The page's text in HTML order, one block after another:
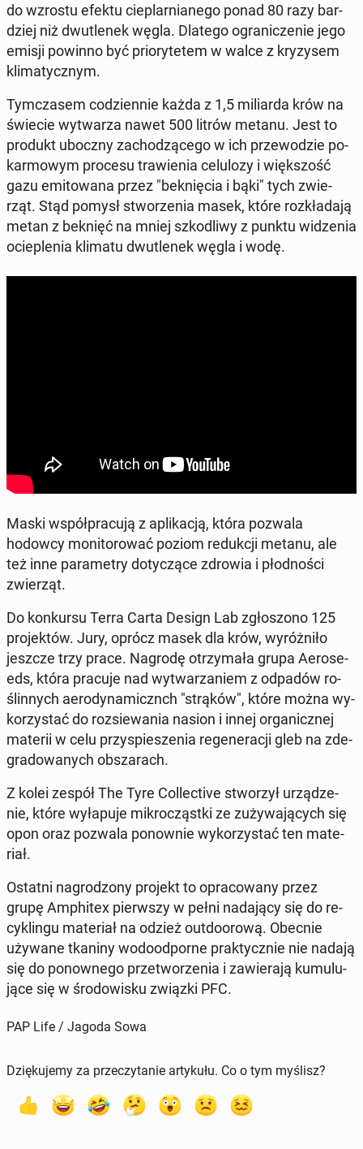
do wzrostu efektu cie­plar­nia­ne­go ponad 80 razy bar­
dziej niż dwu­tle­nek węgla. Dlatego ogra­ni­cze­nie jego
emisji powinno być prio­ry­te­tem w walce z kry­zy­sem
kli­ma­tycz­nym.
Tym­cza­sem co­dzien­nie każda z 1,5 mi­liar­da krów na
świecie wy­twa­rza nawet 500 litrów metanu. Jest to
produkt uboczny za­cho­dzą­ce­go w ich prze­wo­dzie po­
kar­mo­wym procesu tra­wie­nia ce­lu­lo­zy i więk­szość
gazu emi­to­wa­na przez "bek­nię­cia i bąki" tych zwie­
rząt. Stąd pomysł stwo­rze­nia masek, które roz­kła­da­ją
metan z beknięć na mniej szko­dli­wy z punktu wi­dze­nia
ocie­ple­nia klimatu dwu­tle­nek węgla i wodę.
Maski współ­pra­cu­ją z apli­ka­cją, która pozwala
hodowcy mo­ni­to­ro­wać poziom re­duk­cji metanu, ale
też inne pa­ra­me­try do­ty­czą­ce zdrowia i płod­no­ści
zwie­rząt.
Do kon­kur­su Terra Carta Design Lab zgło­szo­no 125
pro­jek­tów. Jury, oprócz masek dla krów, wy­róż­ni­ło
jeszcze trzy prace. Nagrodę otrzy­ma­ła grupa Ae­ro­se­
eds, która pracuje nad wy­twa­rza­niem z odpadów ro­
ślin­nych ae­ro­dy­na­micznch "strąków", które można wy­
ko­rzy­stać do roz­sie­wa­nia nasion i innej or­ga­nicz­nej
materii w celu przy­spie­sze­nia re­ge­ne­ra­cji gleb na zde­
gra­do­wa­nych ob­sza­rach.
Z kolei zespół The Tyre Col­lec­ti­ve stwo­rzył urzą­dze­
nie, które wy­ła­pu­je mi­kro­cząst­ki ze zu­ży­wa­ją­cych się
opon oraz pozwala po­now­nie wy­ko­rzy­stać ten ma­te­
riał.
Ostatni na­gro­dzo­ny projekt to opra­co­wa­ny przez
grupę Am­phi­tex pierw­szy w pełni na­da­ją­cy się do re­
cy­klin­gu ma­te­riał na odzież out­do­oro­wą. Obecnie
używane tkaniny wo­do­od­por­ne prak­tycz­nie nie nadają
się do po­now­ne­go prze­two­rze­nia i za­wie­ra­ją ku­mu­lu­
ją­ce się w śro­do­wi­sku związki PFC.
PAP Life / Jagoda Sowa
Dziękujemy za przeczytanie artykułu. Co o tym myślisz?